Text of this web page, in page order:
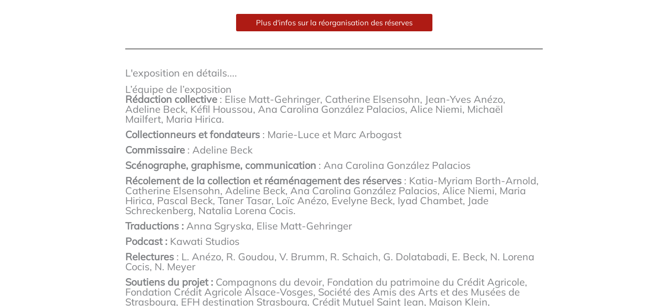
Plus d'infos sur la réorganisation des réserves
L'exposition en détails....
L’équipe de l’exposition
Rédaction collective : Elise Matt-Gehringer, Catherine Elsensohn, Jean-Yves Anézo,
Adeline Beck, Kéfil Houssou, Ana Carolina González Palacios, Alice Niemi, Michaël
Mailfert, Maria Hirica.
Collectionneurs et fondateurs : Marie-Luce et Marc Arbogast
Commissaire : Adeline Beck
Scénographe, graphisme, communication : Ana Carolina González Palacios
Récolement de la collection et réaménagement des réserves : Katia-Myriam Borth-Arnold,
Catherine Elsensohn, Adeline Beck, Ana Carolina González Palacios, Alice Niemi, Maria
Hirica, Pascal Beck, Taner Tasar, Loïc Anézo, Evelyne Beck, Iyad Chambet, Jade
Schreckenberg, Natalia Lorena Cocis.
Traductions : Anna Sgryska, Elise Matt-Gehringer
Podcast : Kawati Studios
Relectures : L. Anézo, R. Goudou, V. Brumm, R. Schaich, G. Dolatabadi, E. Beck, N. Lorena
Cocis, N. Meyer
Soutiens du projet : Compagnons du devoir, Fondation du patrimoine du Crédit Agricole,
Fondation Crédit Agricole Alsace-Vosges, Société des Amis des Arts et des Musées de
Strasbourg, EFH destination Strasbourg, Crédit Mutuel Saint Jean, Maison Klein,